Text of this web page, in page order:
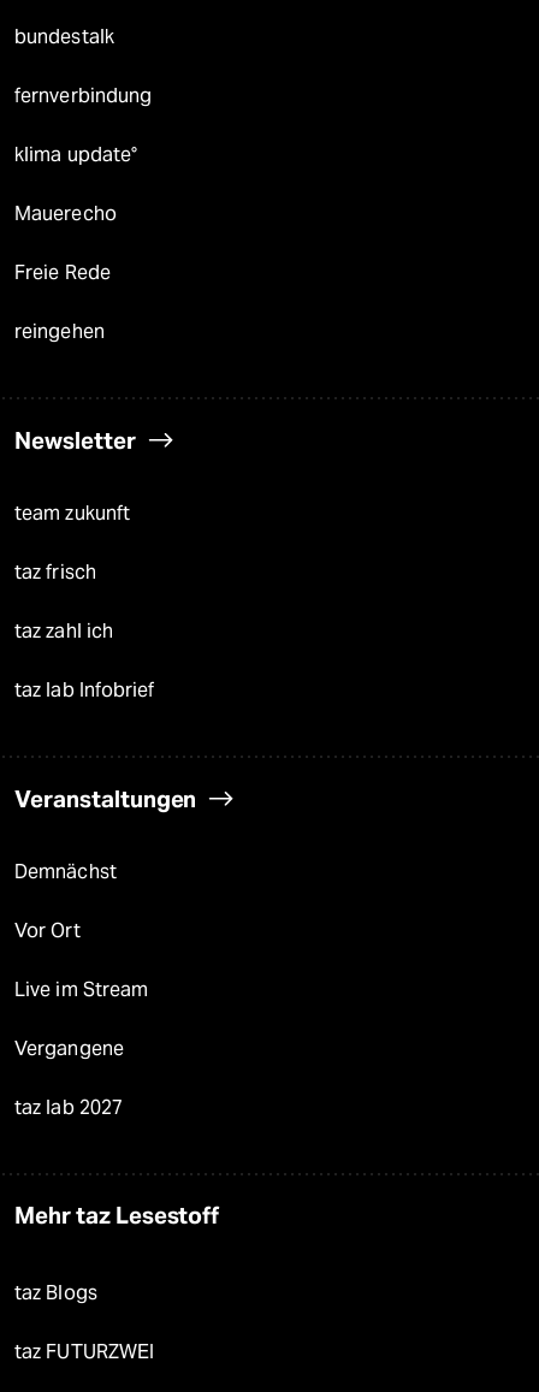
bundestalk
fernverbindung
klima update°
Mauerecho
Freie Rede
reingehen
Newsletter
team zukunft
taz frisch
taz zahl ich
taz lab Infobrief
Veranstaltungen
Demnächst
Vor Ort
Live im Stream
Vergangene
taz lab 2027
Mehr taz Lesestoff
taz Blogs
taz FUTURZWEI